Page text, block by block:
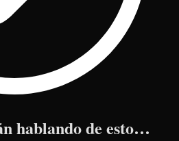
hablando de esto…